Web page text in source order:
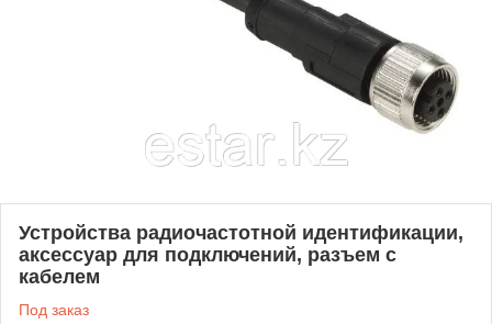
Устройства радиочастотной идентификации,
аксессуар для подключений, разъем с
кабелем
Под заказ